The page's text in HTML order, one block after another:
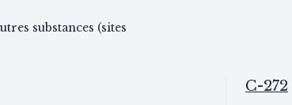
substances (sites
C-272